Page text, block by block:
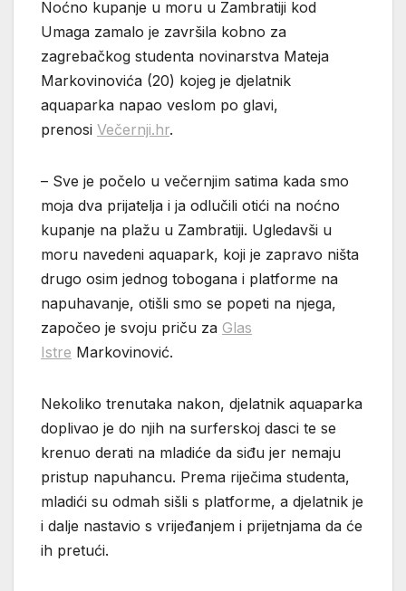
Noćno kupanje u moru u Zambratiji kod
Umaga zamalo je završila kobno za
zagrebačkog studenta novinarstva Mateja
Markovinovića (20) kojeg je djelatnik
aquaparka napao veslom po glavi,
prenosi Večernji.hr.
– Sve je počelo u večernjim satima kada smo
moja dva prijatelja i ja odlučili otići na noćno
kupanje na plažu u Zambratiji. Ugledavši u
moru navedeni aquapark, koji je zapravo ništa
drugo osim jednog tobogana i platforme na
napuhavanje, otišli smo se popeti na njega,
započeo je svoju priču za Glas
Istre Markovinović.
Nekoliko trenutaka nakon, djelatnik aquaparka
doplivao je do njih na surferskoj dasci te se
krenuo derati na mladiće da siđu jer nemaju
pristup napuhancu. Prema riječima studenta,
mladići su odmah sišli s platforme, a djelatnik je
i dalje nastavio s vrijeđanjem i prijetnjama da će
ih pretući.